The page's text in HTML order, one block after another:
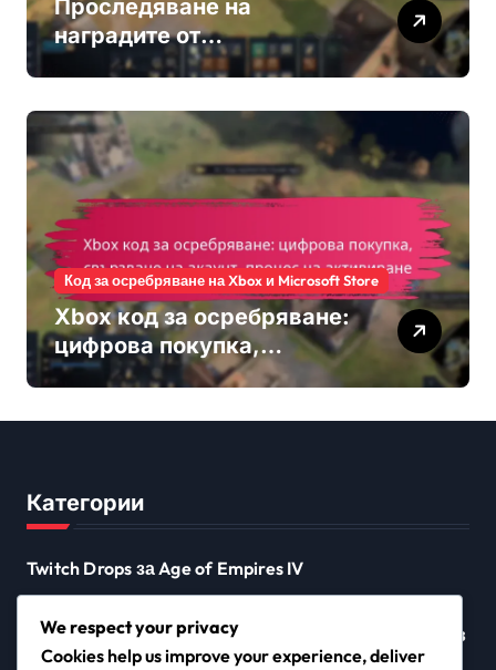
Проследяване на
наградите от
предизвикателството на
напредъка, Системи за
класиране, Процедури за
заявяване
Код за осребряване на Xbox и Microsoft Store
Xbox код за осребряване:
цифрова покупка,
свързване на акаунт,
Категории
Twitch Drops за Age of Empires IV
Код за осребряване на Xbox и Microsoft Store
Награди от предизвикателствата на събитията в
Age of Empires IV
We respect your privacy
Cookies help us improve your experience, deliver